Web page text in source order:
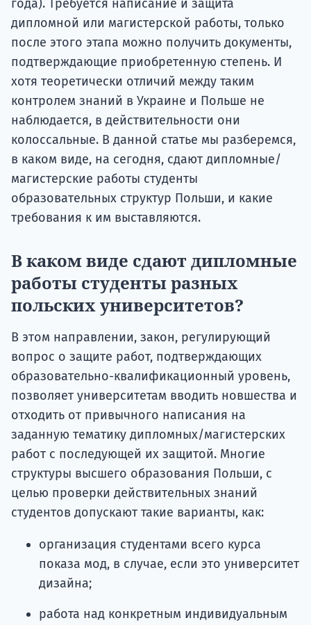
года). Требуется написание и защита
дипломной или магистерской работы, только
после этого этапа можно получить документы,
подтверждающие приобретенную степень. И
хотя теоретически отличий между таким
контролем знаний в Украине и Польше не
наблюдается, в действительности они
колоссальные. В данной статье мы разберемся,
в каком виде, на сегодня, сдают дипломные/
магистерские работы студенты
образовательных структур Польши, и какие
требования к им выставляются.
В каком виде сдают дипломные
работы студенты разных
польских университетов?
В этом направлении, закон, регулирующий
вопрос о защите работ, подтверждающих
образовательно-квалификационный уровень,
позволяет университетам вводить новшества и
отходить от привычного написания на
заданную тематику дипломных/магистерских
работ с последующей их защитой. Многие
структуры высшего образования Польши, с
целью проверки действительных знаний
студентов допускают такие варианты, как:
организация студентами всего курса
показа мод, в случае, если это университет
дизайна;
работа над конкретным индивидуальным